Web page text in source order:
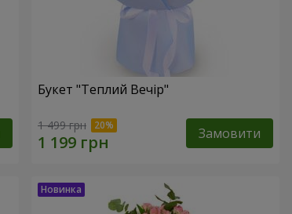
Букет "Теплий Вечір"
1 499 грн Замовити